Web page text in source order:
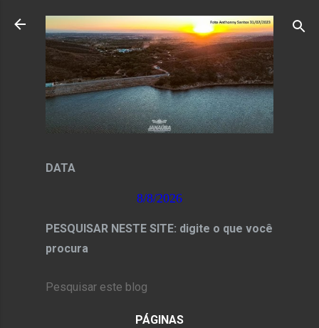
Pular para o conteúdo principal
DATA
8/8/2026
PESQUISAR NESTE SITE: digite o que você
procura
PÁGINAS